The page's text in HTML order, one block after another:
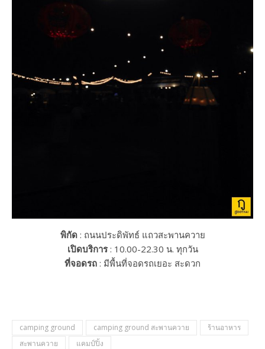
พิกัด: ถนนประดิพัทธ์ แถวสะพานควาย
เปิดบริการ: 10.00-22.30 น. ทุกวัน
ที่จอดรถ : มีพื้นที่จอดรถเยอะ สะดวก
camping ground camping ground สะพานควาย
ร้านอาหาร
สะพานควาย
แคมป์ปิ้ง